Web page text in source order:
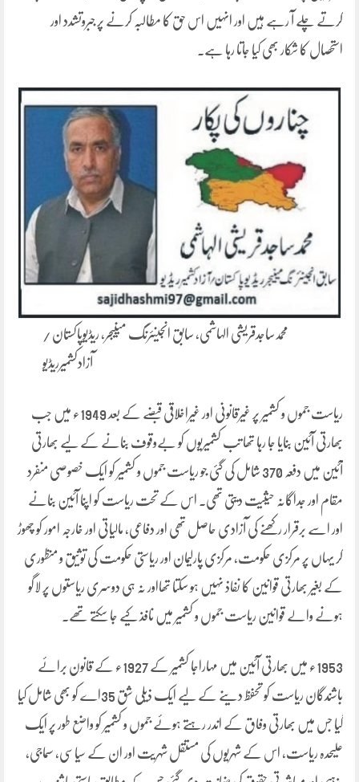
کرتے چلے آ رہے ہیں اور انہیں اس حق کا مطالبہ کرنے پر جبروتشدد اور
استحصال کا شکار بھی کیا جاتا رہا ہے۔
محمدساجدقریشی الہاشمی، سابق انجینئرنگ مینیجر، ریڈیوپاکستان /
آزادکشمیرریڈیو
ریاست جموں و کشمیر پر غیرقانونی اور غیراخلاقی قبضے کے بعد 1949ء میں جب
بھارتی آئین بنایا جا رہا تھا تب کشمیریوں کو بےوقوف بنانے کے لیے بھارتی
آئین میں دفعہ 370 شامل کی گئی جو ریاست جموں و کشمیر کو ایک خصوصی منفرد
مقام اور جداگانہ حیثیت دیتی تھی۔ اس کے تحت ریاست کو اپنا آئین بنانے
اور اسے برقرار رکھنے کی آزادی حاصل تھی اور دفاعی، مالیاتی اور خارجہ امور کو چھوڑ
کر یہاں پر مرکزی حکومت، مرکزی پارلیمان اور ریاستی حکومت کی توثیق و منظوری
کے بغیر بھارتی قوانین کا نفاذ نہیں ہو سکتا تھااور نہ ہی دوسری ریاستوں پر لاگو
ہونے والے قوانین ریاست جموں و کشمیر میں نافذ کیے جا سکتے تھے۔
1953ء میں بھارتی آئین میں مہاراجا کشمیر کے 1927ء کے قانون برائے
باشندگان ریاست کو تحفظ دینے کے لیے ایک ذیلی شق 35اے کو بھی شامل کیا
گیا جس میں بھارتی وفاق کے اندر رہتے ہوئے جموں و کشمیر کو واضع طور پر ایک
علیحدہ ریاست، اس کے شہریوں کی مستقل شہریت اور ان کے سیاسی، سماجی،